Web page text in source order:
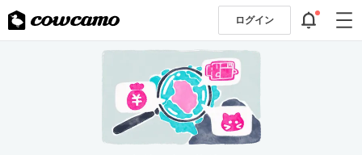
ログイン